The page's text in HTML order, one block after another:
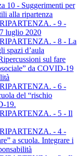
10 - Suggerimenti per
alla ripartenza
- 9 -
luglio 2020
- 8 - La
spazi d’aula
sul fare
da COVID-19
- 6 -
del “rischio
19.
- 5 - Il
- 4 -
a scuola. Integrare i